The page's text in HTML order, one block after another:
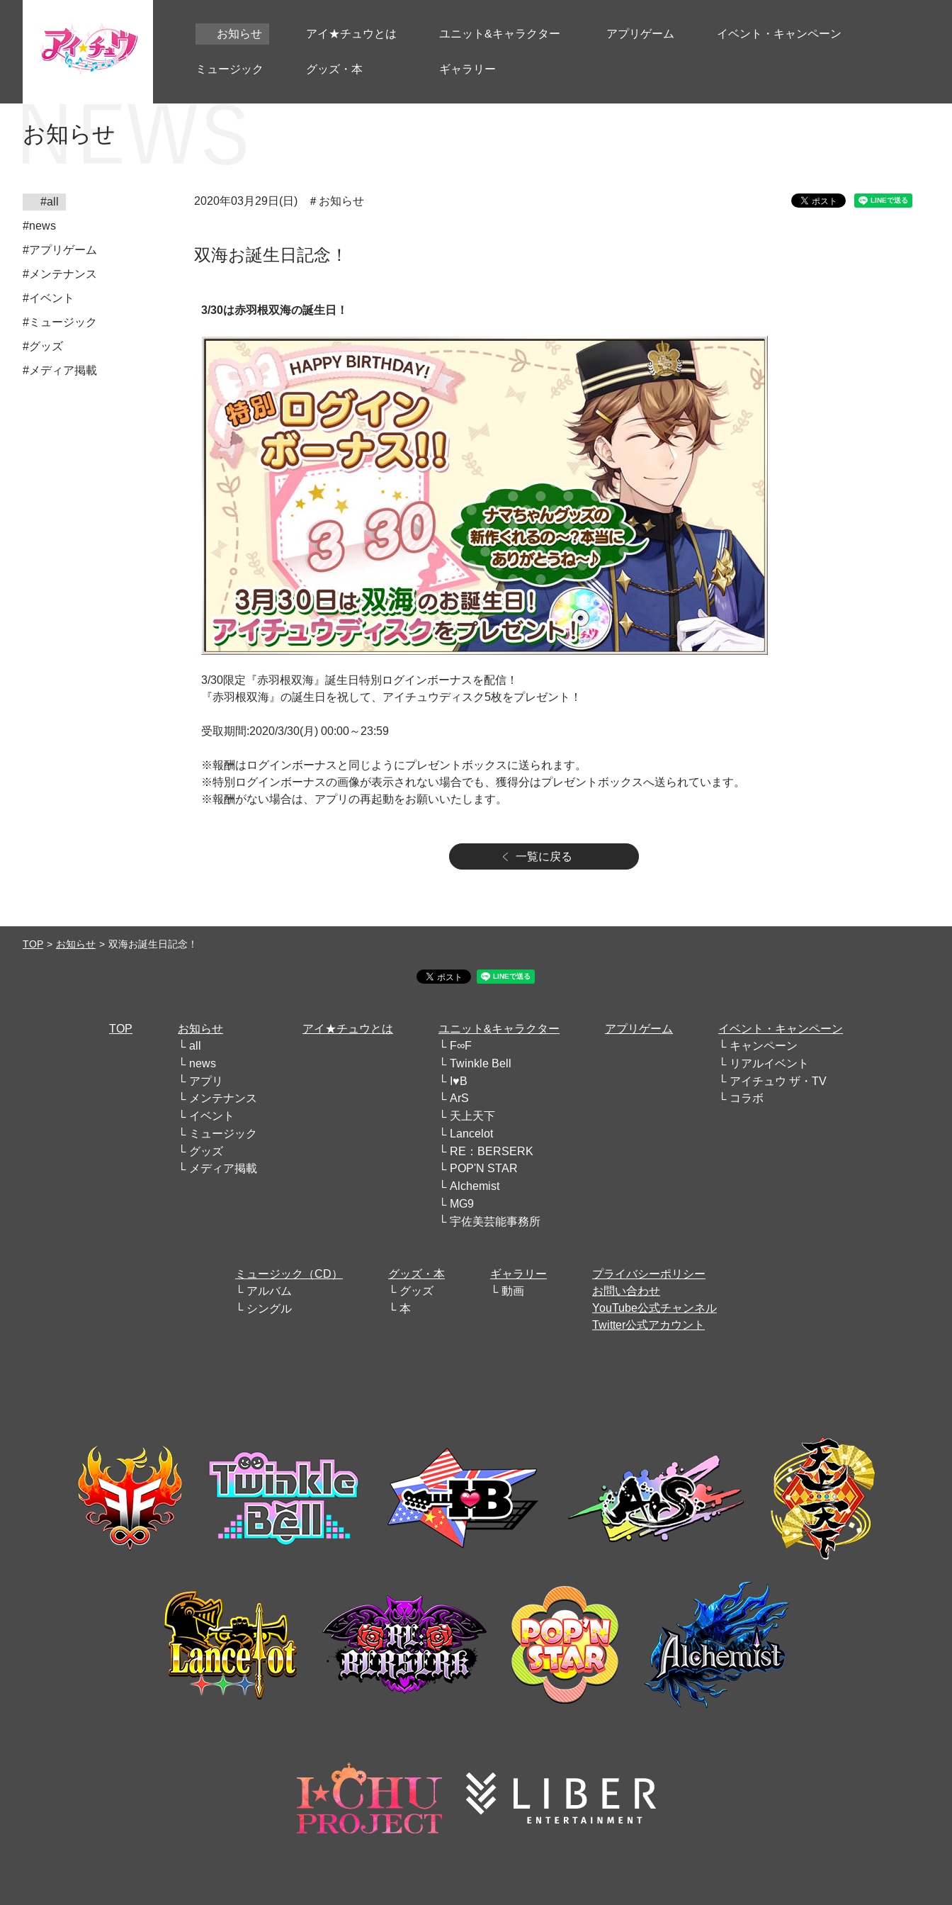
お知らせ アイ★チュウとは ユニット&キャラクター アプリゲーム イベント・キャンペーン
ミュージック グッズ・本 ギャラリー
お知らせ
#all
#news
#アプリゲーム
#メンテナンス
#イベント
#ミュージック
#グッズ
#メディア掲載
2020年03月29日(日) ＃お知らせ
双海お誕生日記念！
3/30は赤羽根双海の誕生日！
3/30限定『赤羽根双海』誕生日特別ログインボーナスを配信！
『赤羽根双海』の誕生日を祝して、アイチュウディスク5枚をプレゼント！
受取期間:2020/3/30(月) 00:00～23:59
※報酬はログインボーナスと同じようにプレゼントボックスに送られます。
※特別ログインボーナスの画像が表示されない場合でも、獲得分はプレゼントボックスへ送られています。
※報酬がない場合は、アプリの再起動をお願いいたします。
一覧に戻る
TOP お知らせ 双海お誕生日記念！
TOP
お知らせ
all
news
アプリ
メンテナンス
イベント
ミュージック
グッズ
メディア掲載
アイ★チュウとは
ユニット&キャラクター
F∞F
Twinkle Bell
I♥B
ArS
天上天下
Lancelot
RE：BERSERK
POP'N STAR
Alchemist
MG9
宇佐美芸能事務所
アプリゲーム
イベント・キャンペーン
キャンペーン
リアルイベント
アイチュウ ザ・TV
コラボ
ミュージック（CD）
アルバム
シングル
グッズ・本
グッズ
本
ギャラリー
動画
プライバシーポリシー
お問い合わせ
YouTube公式チャンネル
Twitter公式アカウント